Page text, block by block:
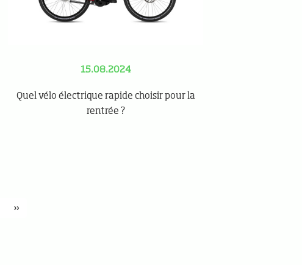
15.08.2024
Quel vélo électrique rapide choisir pour la
rentrée ?
»